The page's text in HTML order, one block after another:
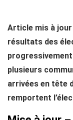
Article mis à jour
résultats des
progressivement
plusieurs
arrivées en tête
remportent